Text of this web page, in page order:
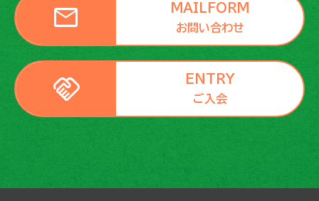
mail MAILFORM
お問い合わせ
handshake ENTRY
ご入会